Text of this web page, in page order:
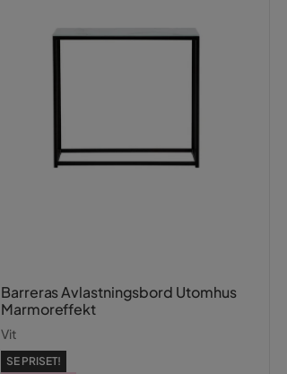
Barreras Avlastningsbord Utomhus
Marmoreffekt
Vit
SE PRISET!